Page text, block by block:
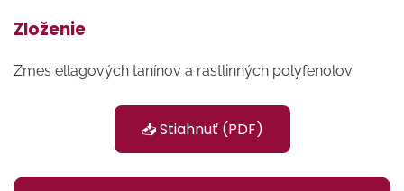
Zloženie
Zmes ellagových tanínov a rastlinných polyfenolov.
📥 Stiahnuť (PDF)